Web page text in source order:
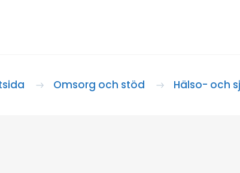
Omsorg och stöd Hälso- och